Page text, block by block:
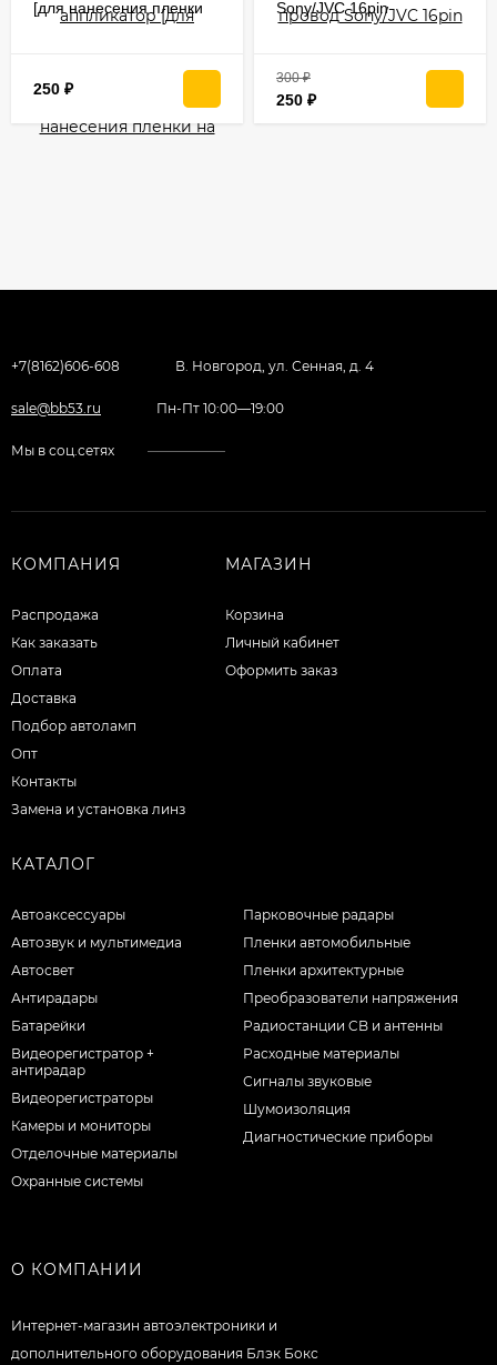
[для нанесения пленки
на поверхность]
250 ₽
Sony/JVC 16pin
300₽
250 ₽
+7(8162)606-608 В. Новгород, ул. Сенная, д. 4
sale@bb53.ru Пн-Пт 10:00—19:00
Мы в соц.сетях
КОМПАНИЯ
Распродажа
Как заказать
Оплата
Доставка
Подбор автоламп
Опт
Контакты
Замена и установка линз
МАГАЗИН
Корзина
Личный кабинет
Оформить заказ
КАТАЛОГ
Автоаксессуары
Автозвук и мультимедиа
Автосвет
Антирадары
Батарейки
Видеорегистратор +
антирадар
Видеорегистраторы
Камеры и мониторы
Отделочные материалы
Охранные системы
Парковочные радары
Пленки автомобильные
Пленки архитектурные
Преобразователи напряжения
Радиостанции CB и антенны
Расходные материалы
Сигналы звуковые
Шумоизоляция
Диагностические приборы
О КОМПАНИИ
Интернет-магазин автоэлектроники и
дополнительного оборудования Блэк Бокс